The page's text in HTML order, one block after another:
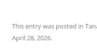
This entry was posted in
April 28, 2026.